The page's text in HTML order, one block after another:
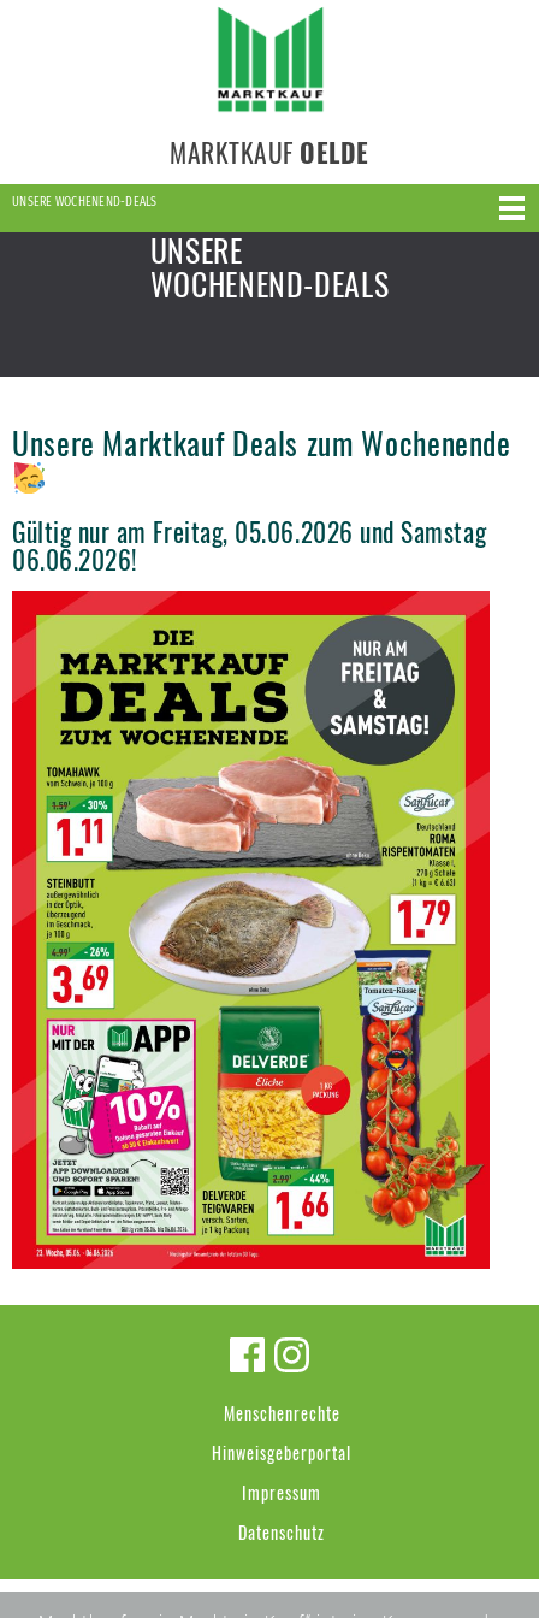
MARKTKAUF OELDE
UNSERE WOCHENEND-DEALS
UNSERE
WOCHENEND-DEALS
Unsere Marktkauf Deals zum Wochenende
Gültig nur am Freitag, 05.06.2026 und Samstag
06.06.2026!
Menschenrechte
Hinweisgeberportal
Impressum
Datenschutz